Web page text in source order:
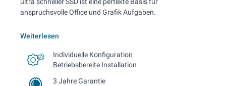
ultra schneller SSD ist eine perfekte Basis für
anspruchsvolle Office und Grafik Aufgaben.
Weiterlesen
Individuelle Konfiguration
Betriebsbereite Installation
3 Jahre Garantie